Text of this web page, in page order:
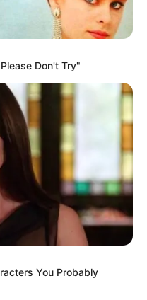
tanúja ment el
átírta a
és a
🎶
Don't Try"
You Probably